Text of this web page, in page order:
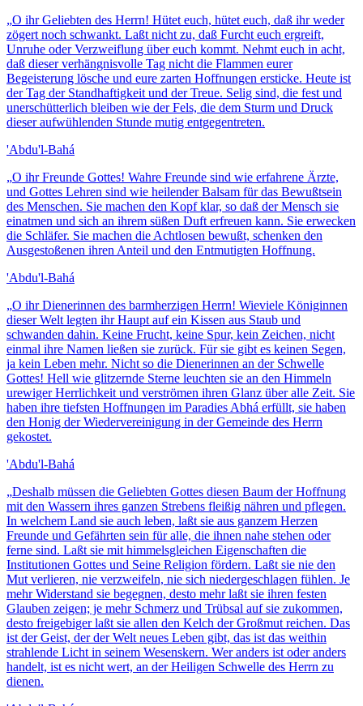
„O ihr Geliebten des Herrn! Hütet euch, hütet euch, daß ihr weder
zögert noch schwankt. Laßt nicht zu, daß Furcht euch ergreift,
Unruhe oder Verzweiflung über euch kommt. Nehmt euch in acht,
daß dieser verhängnisvolle Tag nicht die Flammen eurer
Begeisterung lösche und eure zarten Hoffnungen ersticke. Heute ist
der Tag der Standhaftigkeit und der Treue. Selig sind, die fest und
unerschütterlich bleiben wie der Fels, die dem Sturm und Druck
dieser aufwühlenden Stunde mutig entgegentreten.
'Abdu'l-Bahá
„O ihr Freunde Gottes! Wahre Freunde sind wie erfahrene Ärzte,
und Gottes Lehren sind wie heilender Balsam für das Bewußtsein
des Menschen. Sie machen den Kopf klar, so daß der Mensch sie
einatmen und sich an ihrem süßen Duft erfreuen kann. Sie erwecken
die Schläfer. Sie machen die Achtlosen bewußt, schenken den
Ausgestoßenen ihren Anteil und den Entmutigten Hoffnung.
'Abdu'l-Bahá
„O ihr Dienerinnen des barmherzigen Herrn! Wieviele Königinnen
dieser Welt legten ihr Haupt auf ein Kissen aus Staub und
schwanden dahin. Keine Frucht, keine Spur, kein Zeichen, nicht
einmal ihre Namen ließen sie zurück. Für sie gibt es keinen Segen,
ja kein Leben mehr. Nicht so die Dienerinnen an der Schwelle
Gottes! Hell wie glitzernde Sterne leuchten sie an den Himmeln
urewiger Herrlichkeit und verströmen ihren Glanz über alle Zeit. Sie
haben ihre tiefsten Hoffnungen im Paradies Abhá erfüllt, sie haben
den Honig der Wiedervereinigung in der Gemeinde des Herrn
gekostet.
'Abdu'l-Bahá
„Deshalb müssen die Geliebten Gottes diesen Baum der Hoffnung
mit den Wassern ihres ganzen Strebens fleißig nähren und pflegen.
In welchem Land sie auch leben, laßt sie aus ganzem Herzen
Freunde und Gefährten sein für alle, die ihnen nahe stehen oder
ferne sind. Laßt sie mit himmelsgleichen Eigenschaften die
Institutionen Gottes und Seine Religion fördern. Laßt sie nie den
Mut verlieren, nie verzweifeln, nie sich niedergeschlagen fühlen. Je
mehr Widerstand sie begegnen, desto mehr laßt sie ihren festen
Glauben zeigen; je mehr Schmerz und Trübsal auf sie zukommen,
desto freigebiger laßt sie allen den Kelch der Großmut reichen. Das
ist der Geist, der der Welt neues Leben gibt, das ist das weithin
strahlende Licht in seinem Wesenskern. Wer anders ist oder anders
handelt, ist es nicht wert, an der Heiligen Schwelle des Herrn zu
dienen.